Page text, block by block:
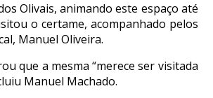
Olivais, animando este espaço até
o certame, acompanhado pelos
Manuel Oliveira.
que a mesma “merece ser visitada
Manuel Machado.